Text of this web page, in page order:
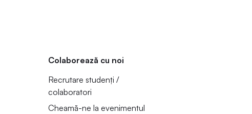
Colaborează cu noi
Recrutare studenți /
colaboratori
Cheamă-ne la evenimentul